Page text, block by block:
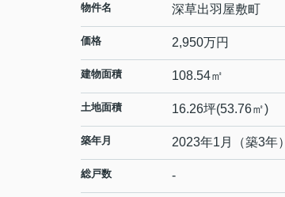
物件名 深草出羽屋敷町
価格 2,950万円
建物面積 108.54㎡
土地面積 16.26坪(53.76㎡)
築年月 2023年1月（築3年）
総戸数 -